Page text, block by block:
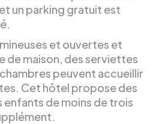
un parking gratuit est
et ouvertes et
de maison, des serviettes
peuvent accueillir
Cet hôtel propose des
enfants de moins de trois